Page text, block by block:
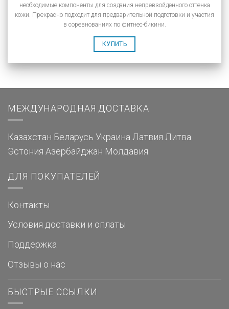
необходимые компоненты для создания непревзойденного оттенка
кожи. Прекрасно подходит для предварительной подготовки и участия
в соревнованиях по фитнес-бикини.
КУПИТЬ
МЕЖДУНАРОДНАЯ ДОСТАВКА
Казахстан Беларусь Украина Латвия Литва
Эстония Азербайджан Молдавия
ДЛЯ ПОКУПАТЕЛЕЙ
Контакты
Условия доставки и оплаты
Поддержка
Отзывы о нас
БЫСТРЫЕ ССЫЛКИ